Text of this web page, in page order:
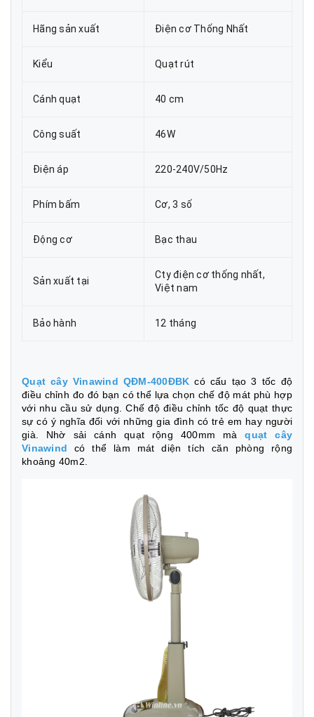
Hãng sản xuất Điện cơ Thống Nhất
Kiểu Quạt rút
Cánh quạt 40 cm
Công suất 46W
Điện áp 220-240V/50Hz
Phím bấm Cơ, 3 số
Động cơ Bạc thau
Sản xuất tại
Cty điện cơ thống nhất,
Việt nam
Bảo hành 12 tháng
Quạt cây Vinawind QĐM-400ĐBK có cấu tạo 3 tốc độ
điều chỉnh đo đó bạn có thể lựa chọn chế độ mát phù hợp
với nhu cầu sử dụng. Chế độ điều chỉnh tốc độ quạt thực
sự có ý nghĩa đối với những gia đình có trẻ em hay người
già. Nhờ sải cánh quạt rộng 400mm màquạt cây
Vinawind có thể làm mát diện tích căn phòng rộng
khoảng 40m2.